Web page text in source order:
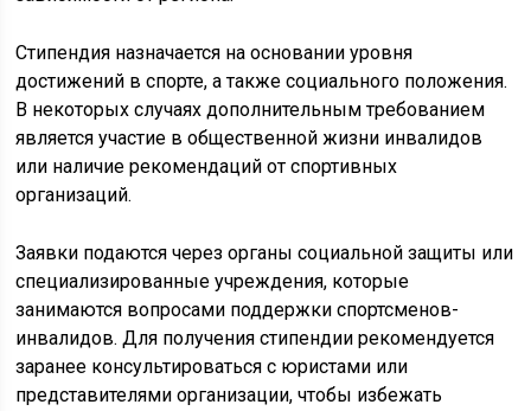
Стипендия назначается на основании уровня
достижений в спорте, а также социального положения.
В некоторых случаях дополнительным требованием
является участие в общественной жизни инвалидов
или наличие рекомендаций от спортивных
организаций.
Заявки подаются через органы социальной защиты или
специализированные учреждения, которые
занимаются вопросами поддержки спортсменов-
инвалидов. Для получения стипендии рекомендуется
заранее консультироваться с юристами или
представителями организации, чтобы избежать